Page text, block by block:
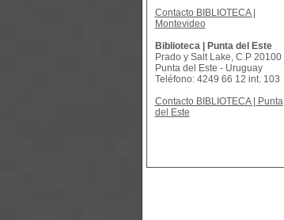
Contacto BIBLIOTECA |
Montevideo
Biblioteca | Punta del Este
Prado y Salt Lake, C.P 20100
Punta del Este - Uruguay
Teléfono: 4249 66 12 int. 103
Contacto BIBLIOTECA | Punta
del Este